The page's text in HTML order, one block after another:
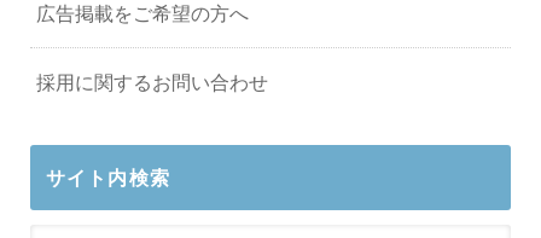
広告掲載をご希望の方へ
採用に関するお問い合わせ
サイト内検索